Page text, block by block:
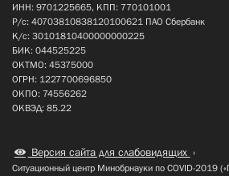
ИНН: 9701225665, КПП: 770101001
Р/с: 40703810838120100621 ПАО Сбербанк
К/с: 30101810400000000225
БИК: 044525225
ОКТМО: 45375000
ОГРН: 1227700696850
ОКПО: 74556262
ОКВЭД: 85.22
Версия сайта для слабовидящих
Ситуационный центр Минобрнауки по COVID-2019